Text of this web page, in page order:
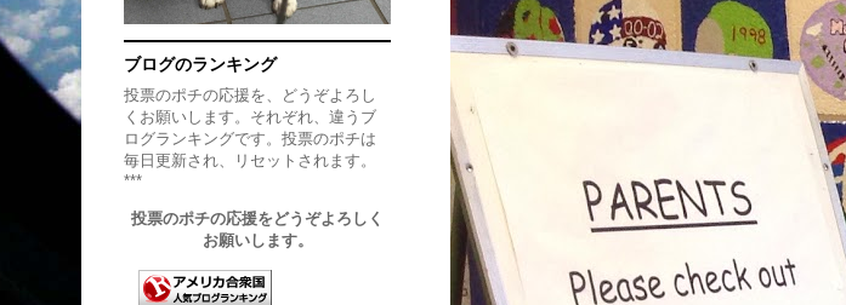
ブログのランキング
投票のポチの応援を、どうぞよろし
くお願いします。それぞれ、違うブ
ログランキングです。投票のポチは
毎日更新され、リセットされます。
***
投票のポチの応援をどうぞよろしく
お願いします。